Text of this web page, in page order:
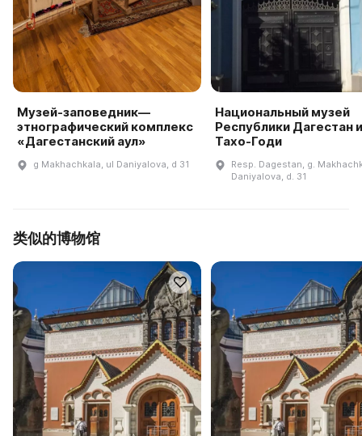
Музей-заповедник—
этнографический комплекс
«Дагестанский аул»
g Makhachkala, ul Daniyalova, d 31
Национальный музей
Республики Дагестан
Тахо-Годи
Resp. Dagestan, g.
Daniyalova, d. 31
类似的博物馆